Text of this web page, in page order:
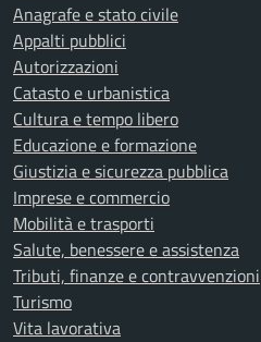
Anagrafe e stato civile
Appalti pubblici
Autorizzazioni
Catasto e urbanistica
Cultura e tempo libero
Educazione e formazione
Giustizia e sicurezza pubblica
Imprese e commercio
Mobilità e trasporti
Salute, benessere e assistenza
Tributi, finanze e contravvenzioni
Turismo
Vita lavorativa